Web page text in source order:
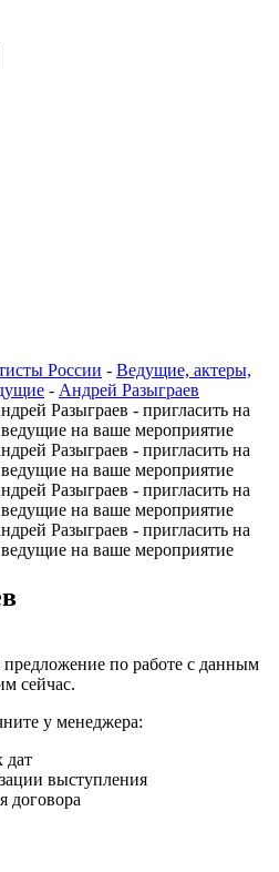
России - Ведущие, актеры,
- Андрей Разыграев
предложение по работе с данным
сейчас.
у менеджера:
дат
выступления
договора